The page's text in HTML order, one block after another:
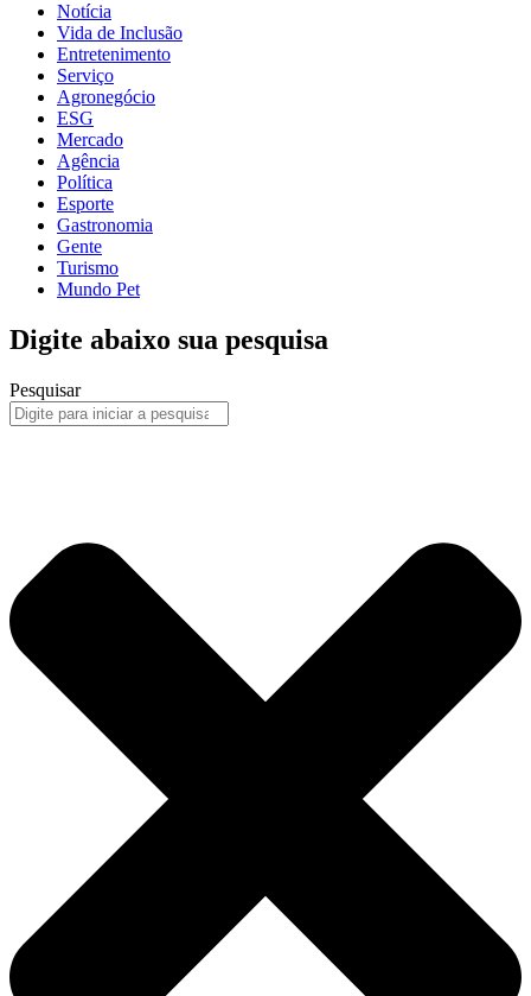
Notícia
Vida de Inclusão
Entretenimento
Serviço
Agronegócio
ESG
Mercado
Agência
Política
Esporte
Gastronomia
Gente
Turismo
Mundo Pet
Digite abaixo sua pesquisa
Pesquisar